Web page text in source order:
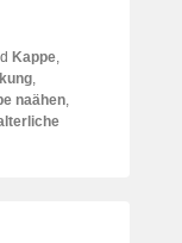
Kappe,
,
naähen,